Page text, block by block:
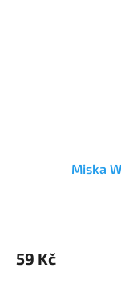
Miska
produktu
je
59 Kč